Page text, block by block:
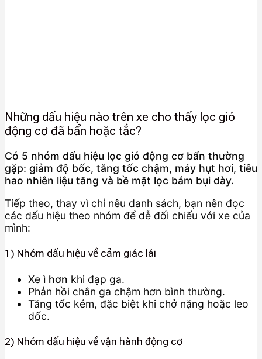
Những dấu hiệu nào trên xe cho thấy lọc gió
động cơ đã bẩn hoặc tắc?
Có 5 nhóm dấu hiệu lọc gió động cơ bẩn thường
gặp: giảm độ bốc, tăng tốc chậm, máy hụt hơi, tiêu
hao nhiên liệu tăng và bề mặt lọc bám bụi dày.
Tiếp theo, thay vì chỉ nêu danh sách, bạn nên đọc
các dấu hiệu theo nhóm để dễ đối chiếu với xe của
mình:
1) Nhóm dấu hiệu về cảm giác lái
Xeì hơn khi đạp ga.
Phản hồi chân ga chậm hơn bình thường.
Tăng tốc kém, đặc biệt khi chở nặng hoặc leo
dốc.
2) Nhóm dấu hiệu về vận hành động cơ